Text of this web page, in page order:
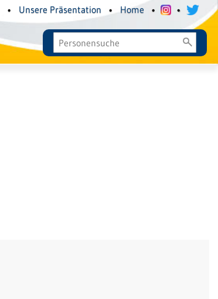
• Unsere Präsentation • Home • •